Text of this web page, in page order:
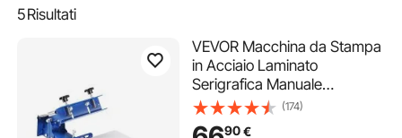
5Risultati
VEVOR Macchina da Stampa
in Acciaio Laminato
Serigrafica Manuale
Monocolore per
l'Abbigliamento Fai-da-te,
(174)
90€